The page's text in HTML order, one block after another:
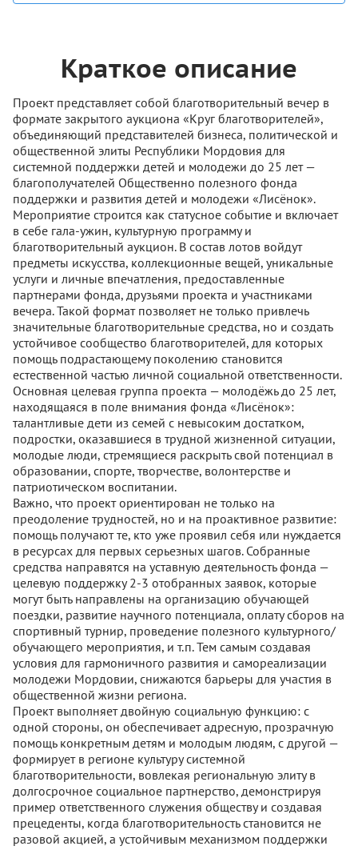
Краткое описание
Проект представляет собой благотворительный вечер в
формате закрытого аукциона «Круг благотворителей»,
объединяющий представителей бизнеса, политической и
общественной элиты Республики Мордовия для
системной поддержки детей и молодежи до 25 лет —
благополучателей Общественно полезного фонда
поддержки и развития детей и молодежи «Лисёнок».
Мероприятие строится как статусное событие и включает
в себе гала-ужин, культурную программу и
благотворительный аукцион. В состав лотов войдут
предметы искусства, коллекционные вещей, уникальные
услуги и личные впечатления, предоставленные
партнерами фонда, друзьями проекта и участниками
вечера. Такой формат позволяет не только привлечь
значительные благотворительные средства, но и создать
устойчивое сообщество благотворителей, для которых
помощь подрастающему поколению становится
естественной частью личной социальной ответственности.
Основная целевая группа проекта — молодёжь до 25 лет,
находящаяся в поле внимания фонда «Лисёнок»:
талантливые дети из семей с невысоким достатком,
подростки, оказавшиеся в трудной жизненной ситуации,
молодые люди, стремящиеся раскрыть свой потенциал в
образовании, спорте, творчестве, волонтерстве и
патриотическом воспитании.
Важно, что проект ориентирован не только на
преодоление трудностей, но и на проактивное развитие:
помощь получают те, кто уже проявил себя или нуждается
в ресурсах для первых серьезных шагов. Собранные
средства направятся на уставную деятельность фонда —
целевую поддержку 2-3 отобранных заявок, которые
могут быть направлены на организацию обучающей
поездки, развитие научного потенциала, оплату сборов на
спортивный турнир, проведение полезного культурного/
обучающего мероприятия, и т.п. Тем самым создавая
условия для гармоничного развития и самореализации
молодежи Мордовии, снижаются барьеры для участия в
общественной жизни региона.
Проект выполняет двойную социальную функцию: с
одной стороны, он обеспечивает адресную, прозрачную
помощь конкретным детям и молодым людям, с другой —
формирует в регионе культуру системной
благотворительности, вовлекая региональную элиту в
долгосрочное социальное партнерство, демонстрируя
пример ответственного служения обществу и создавая
прецеденты, когда благотворительность становится не
разовой акцией, а устойчивым механизмом поддержки